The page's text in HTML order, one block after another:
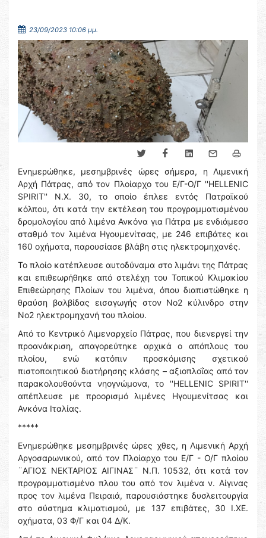
23/09/2023 10:06 μμ.
Ενημερώθηκε, μεσημβρινές ώρες σήμερα, η Λιμενική
Αρχή Πάτρας, από τον Πλοίαρχο του Ε/Γ-Ο/Γ ''HELLENIC
SPIRIT'' Ν.Χ. 30, το οποίο έπλεε εντός Πατραϊκού
κόλπου, ότι κατά την εκτέλεση του προγραμματισμένου
δρομολογίου από λιμένα Ανκόνα για Πάτρα με ενδιάμεσο
σταθμό τον λιμένα Ηγουμενίτσας, με 246 επιβάτες και
160 οχήματα, παρουσίασε βλάβη στις ηλεκτρομηχανές.
Το πλοίο κατέπλευσε αυτοδύναμα στο λιμάνι της Πάτρας
και επιθεωρήθηκε από στελέχη του Τοπικού Κλιμακίου
Επιθεώρησης Πλοίων του λιμένα, όπου διαπιστώθηκε η
θραύση βαλβίδας εισαγωγής στον Νο2 κύλινδρο στην
Νο2 ηλεκτρομηχανή του πλοίου.
Από το Κεντρικό Λιμεναρχείο Πάτρας, που διενεργεί την
προανάκριση, απαγορεύτηκε αρχικά ο απόπλους του
πλοίου, ενώ κατόπιν προσκόμισης σχετικού
πιστοποιητικού διατήρησης κλάσης – αξιοπλοΐας από τον
παρακολουθούντα νηογνώμονα, το ''HELLENIC SPIRIT''
απέπλευσε με προορισμό λιμένες Ηγουμενίτσας και
Ανκόνα Ιταλίας.
*****
Ενημερώθηκε μεσημβρινές ώρες χθες, η Λιμενική Αρχή
Αργοσαρωνικού, από τον Πλοίαρχο του Ε/Γ - Ο/Γ πλοίου
¨ΑΓΙΟΣ ΝΕΚΤΑΡΙΟΣ ΑΙΓΙΝΑΣ¨ Ν.Π. 10532, ότι κατά τον
προγραμματισμένο πλου του από τον λιμένα ν. Αίγινας
προς τον λιμένα Πειραιά, παρουσιάστηκε δυσλειτουργία
στο σύστημα κλιματισμού, με 137 επιβάτες, 30 Ι.ΧΕ.
οχήματα, 03 Φ/Γ και 04 Δ/Κ.